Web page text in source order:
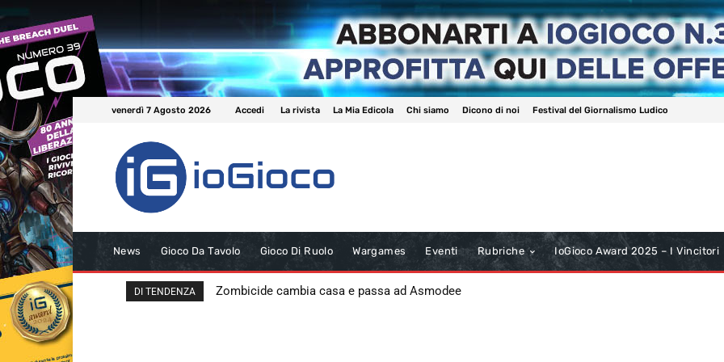
venerdì 7 Agosto 2026 Accedi La rivista La Mia Edicola Chi siamo Dicono di noi Festival del Giornalismo Ludico
News Gioco Da Tavolo Gioco Di Ruolo Wargames Eventi Rubriche IoGioco Award 2025 – I Vincitori
DI TENDENZA Zombicide cambia casa e passa ad Asmodee